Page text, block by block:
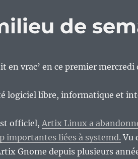
de
en vrac’ en ce premier mercredi
logiciel libre, informatique et
officiel, Artix Linux a
importantes liées à systemd. Vu
Gnome depuis plusieurs